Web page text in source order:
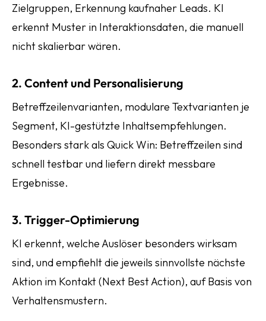
Zielgruppen, Erkennung kaufnaher Leads. KI
erkennt Muster in Interaktionsdaten, die manuell
nicht skalierbar wären.
2. Content und Personalisierung
Betreffzeilenvarianten, modulare Textvarianten je
Segment, KI-gestützte Inhaltsempfehlungen.
Besonders stark als Quick Win: Betreffzeilen sind
schnell testbar und liefern direkt messbare
Ergebnisse.
3. Trigger-Optimierung
KI erkennt, welche Auslöser besonders wirksam
sind, und empfiehlt die jeweils sinnvollste nächste
Aktion im Kontakt (Next Best Action), auf Basis von
Verhaltensmustern.